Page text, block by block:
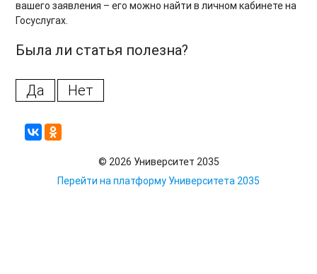
вашего заявления – его можно найти в личном кабинете на
Госуслугах.
Была ли статья полезна?
Да Нет
© 2026 Университет 2035
Перейти на платформу Университета 2035